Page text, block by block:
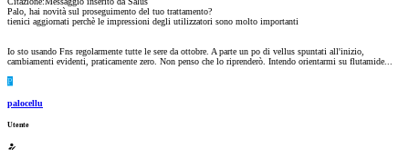
Palo, hai novità sul proseguimento del tuo trattamento?
tienici aggiornati perchè le impressioni degli utilizzatori sono molto importanti
Io sto usando Fns regolarmente tutte le sere da ottobre. A parte un po di vellus spuntati all'inizio,
cambiamenti evidenti, praticamente zero. Non penso che lo riprenderò. Intendo orientarmi su flutamide...
P
palocellu
Utente